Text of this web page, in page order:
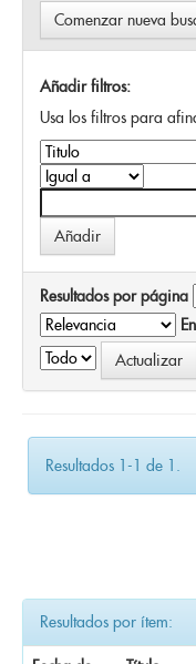
Comenzar nueva
Añadir filtros:
Usa los filtros para
Resultados por página
Resultados 1-1 de 1.
Resultados por ítem: